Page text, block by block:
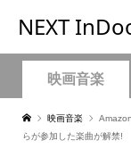
NEXT
映画音楽
映画音楽
らが参加した楽曲が解禁!